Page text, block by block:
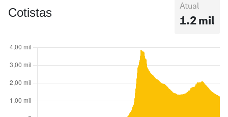
Cotistas Atual
1.2 mil